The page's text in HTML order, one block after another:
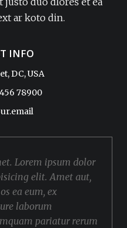
ar koto din.
INFO
DC, USA
78900
Lorem ipsum dolor
elit. Amet aut,
ea eum, ex
laborum
pariatur rerum